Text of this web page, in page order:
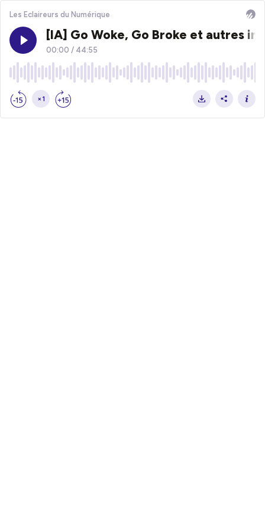
Les Eclaireurs du Numérique
[IA] Go Woke, Go Broke et autres
00:00 / 44:55
×1